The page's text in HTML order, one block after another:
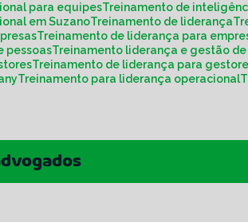
para equipes
Treinamento de
em Suzano
Treinamento de liderança
Treinamento de liderança para
pessoas
Treinamento liderança e gestão
Treinamento de liderança para
Treinamento para liderança operacional